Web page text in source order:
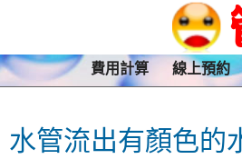
費用計算 線上預約
水管流出有顏色的